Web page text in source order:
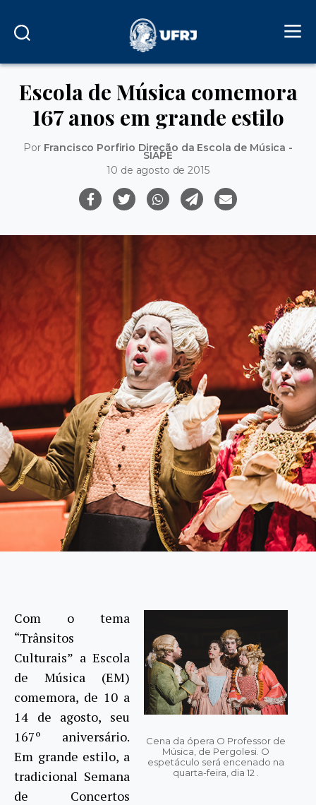
Escola de Música comemora
167 anos em grande estilo
Por Francisco Porfirio Direção da Escola de Música -
SIAPE
10 de agosto de 2015
Cena da ópera O Professor de
Música, de Pergolesi. O
espetáculo será encenado na
quarta-feira, dia 12 .
Com o tema
“Trânsitos
Culturais” a Escola
de Música (EM)
comemora, de 10 a
14 de agosto, seu
167º aniversário.
Em grande estilo, a
tradicional Semana
de Concertos